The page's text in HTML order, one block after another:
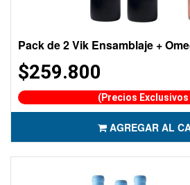
Pack de 2 Vik Ensamblaje +
$259.800
(Precios Exclusivos
AGREGAR AL